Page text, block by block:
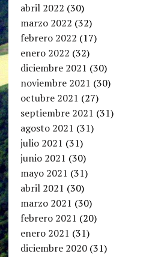
abril 2022 (30)
marzo 2022 (32)
febrero 2022 (17)
enero 2022 (32)
diciembre 2021 (30)
noviembre 2021 (30)
octubre 2021 (27)
septiembre 2021 (31)
agosto 2021 (31)
julio 2021 (31)
junio 2021 (30)
mayo 2021 (31)
abril 2021 (30)
marzo 2021 (30)
febrero 2021 (20)
enero 2021 (31)
diciembre 2020(31)